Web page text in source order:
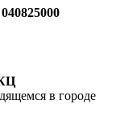
040825000
в городе